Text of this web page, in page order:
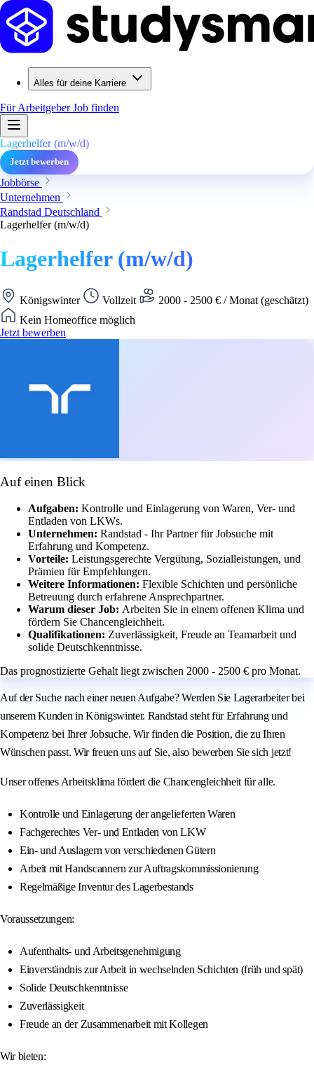
Alles für deine Karriere
Für ArbeitgeberJob finden
Lagerhelfer (m/w/d)
Jetzt bewerben
Jobbörse
Unternehmen
Randstad Deutschland
Lagerhelfer (m/w/d)
Lagerhelfer (m/w/d)
Königswinter Vollzeit
2000 - 2500 € / Monat (geschätzt)
Kein Homeoffice möglich
Jetzt bewerben
Auf einen Blick
Aufgaben: Kontrolle und Einlagerung von Waren, Ver- und
Entladen von LKWs.
Unternehmen: Randstad - Ihr Partner für Jobsuche mit
Erfahrung und Kompetenz.
Vorteile: Leistungsgerechte Vergütung, Sozialleistungen, und
Prämien für Empfehlungen.
Weitere Informationen: Flexible Schichten und persönliche
Betreuung durch erfahrene Ansprechpartner.
Warum dieser Job: Arbeiten Sie in einem offenen Klima und
fördern Sie Chancengleichheit.
Qualifikationen: Zuverlässigkeit, Freude an Teamarbeit und
solide Deutschkenntnisse.
Das prognostizierte Gehalt liegt zwischen 2000 - 2500 € pro Monat.
Auf der Suche nach einer neuen Aufgabe? Werden Sie Lagerarbeiter bei
unserem Kunden in Königswinter. Randstad steht für Erfahrung und
Kompetenz bei Ihrer Jobsuche. Wir finden die Position, die zu Ihren
Wünschen passt. Wir freuen uns auf Sie, also bewerben Sie sich jetzt!
Unser offenes Arbeitsklima fördert die Chancengleichheit für alle.
Kontrolle und Einlagerung der angelieferten Waren
Fachgerechtes Ver- und Entladen von LKW
Ein- und Auslagern von verschiedenen Gütern
Arbeit mit Handscannern zur Auftragskommissionierung
Regelmäßige Inventur des Lagerbestands
Voraussetzungen:
Aufenthalts- und Arbeitsgenehmigung
Einverständnis zur Arbeit in wechselnden Schichten (früh und spät)
Solide Deutschkenntnisse
Zuverlässigkeit
Freude an der Zusammenarbeit mit Kollegen
Wir bieten: